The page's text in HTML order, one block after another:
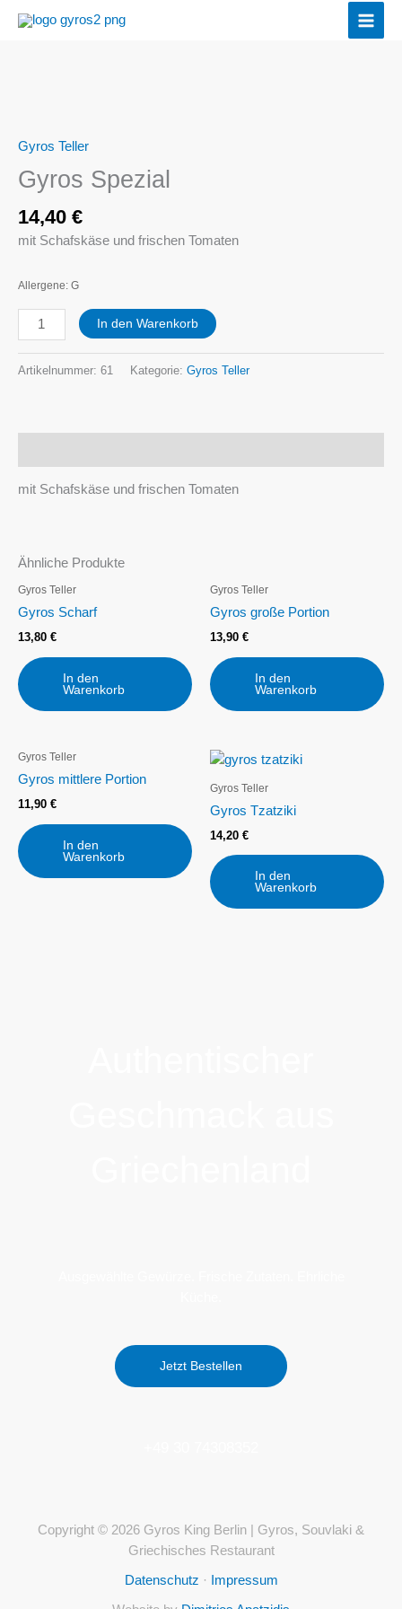
Inhalt
Gyros Teller
Gyros Spezial
14,40 €
mit Schafskäse und frischen Tomaten
Allergene: G
Menge
In den Warenkorb
Artikelnummer: 61 Kategorie: Gyros Teller
mit Schafskäse und frischen Tomaten
Ähnliche Produkte
Gyros Teller
Gyros Scharf
13,80 €
In den
Warenkorb
Gyros Teller
Gyros große Portion
13,90 €
In den
Warenkorb
Gyros Teller
Gyros mittlere Portion
11,90 €
In den
Warenkorb
Gyros Teller
Gyros Tzatziki
14,20 €
In den
Warenkorb
Jetzt Bestellen
Copyright © 2026 Gyros King Berlin | Gyros, Souvlaki &
Griechisches Restaurant
Datenschutz · Impressum